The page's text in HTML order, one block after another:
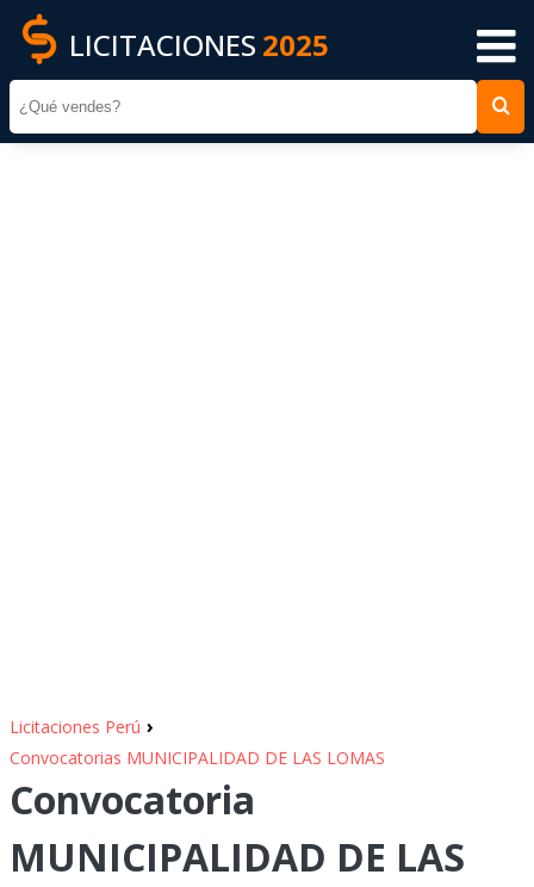
LICITACIONES 2025
Licitaciones Perú ›
Convocatorias MUNICIPALIDAD DE LAS LOMAS
Convocatoria
MUNICIPALIDAD DE LAS